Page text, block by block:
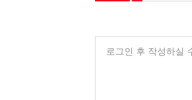
로그인 후 작성하실